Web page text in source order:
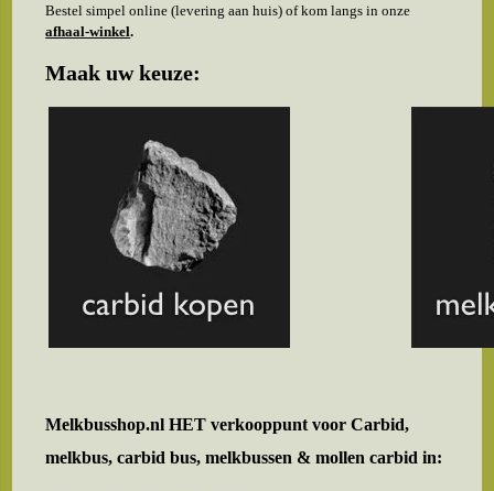
Bestel simpel online (levering aan huis) of kom langs in onze
afhaal-winkel.
Maak uw keuze:
Melkbusshop.nl HET verkooppunt voorCarbid,
melkbus, carbid bus, melkbussen & mollen carbid in: